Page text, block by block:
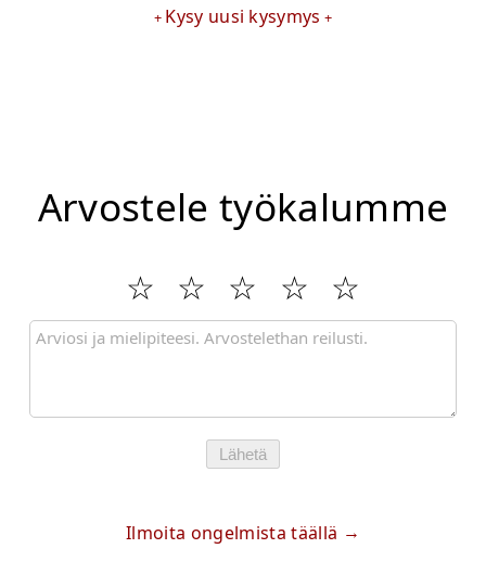
Kysy uusi kysymys
Arvostele työkalumme
Lähetä
Ilmoita ongelmista täällä